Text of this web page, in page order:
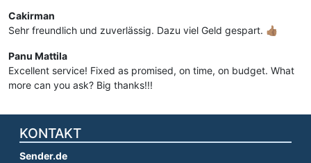
Cakirman
Sehr freundlich und zuverlässig. Dazu viel Geld gespart. 👍🏽
Panu Mattila
Excellent service! Fixed as promised, on time, on budget. What
more can you ask? Big thanks!!!
KONTAKT
Sender.de